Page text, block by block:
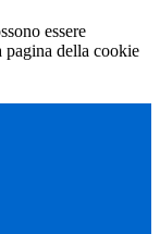
essere
pagina della cookie